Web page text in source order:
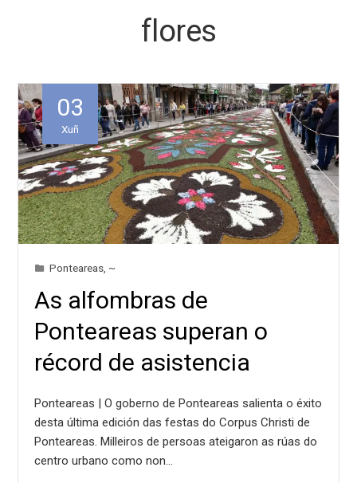
flores
03
Xuñ
Ponteareas ~
As alfombras de
Ponteareas superan o
récord de asistencia
Ponteareas | O goberno de Ponteareas salienta o éxito
desta última edición das festas do Corpus Christi de
Ponteareas. Milleiros de persoas ateigaron as rúas do
centro urbano como non…